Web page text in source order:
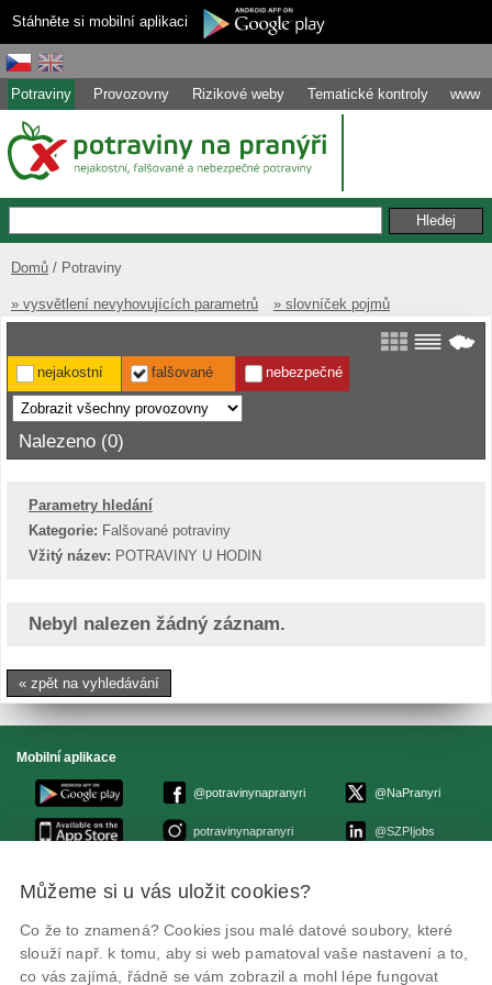
Stáhněte si mobilní aplikaci
Potraviny Provozovny Rizikové weby Tematické kontroly www
Domů Potraviny
» vysvětlení nevyhovujících parametrů » slovníček pojmů
nejakostní falšované nebezpečné
Nalezeno (0)
Parametry hledání
Kategorie: Falšované potraviny
Vžitý název: POTRAVINY U HODIN
Nebyl nalezen žádný záznam.
« zpět na vyhledávání
Mobilní aplikace
@potravinynapranyri
potravinynapranyri
@NaPranyri
@SZPIjobs
© Státní zemědělská a potravinářská inspekce 2026
ID datové schránky: avraiqg
IČO: 75014149, DIČ: CZ75014149
Zásady ochrany soukromí
Nastavení cookies
Můžeme si u vás uložit cookies?
Co že to znamená? Cookies jsou malé datové soubory, které
slouží např. k tomu, aby si web pamatoval vaše nastavení a to,
co vás zajímá, řádně se vám zobrazil a mohl lépe fungovat